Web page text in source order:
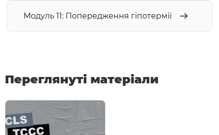
Модуль 11: Попередження гіпотермії
Переглянуті матеріали